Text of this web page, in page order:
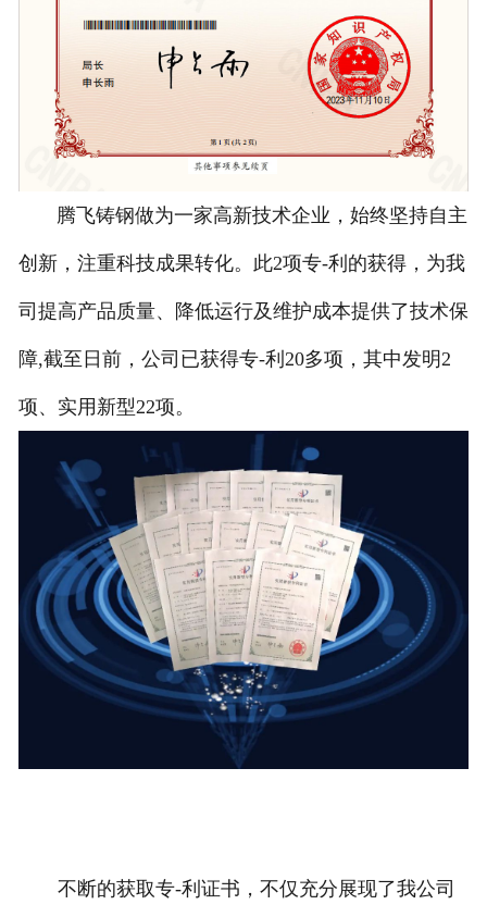
腾飞铸钢做为一家高新技术企业，始终坚持自主
创新，注重科技成果转化。此2项专-利的获得，为我
司提高产品质量、降低运行及维护成本提供了技术保
障,截至日前，公司已获得专-利20多项，其中发明2
项、实用新型22项。
不断的获取专-利证书，不仅充分展现了我公司